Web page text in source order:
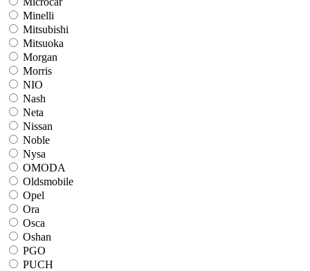
Minelli
Mitsubishi
Mitsuoka
Morgan
Morris
NIO
Nash
Neta
Nissan
Noble
Nysa
OMODA
Oldsmobile
Opel
Ora
Osca
Oshan
PGO
PUCH